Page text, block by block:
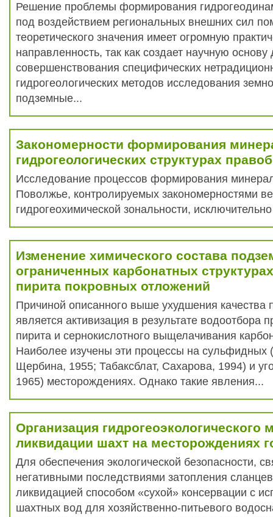
Решение проблемы формирования
под воздействием региональных внешних сил
теоретического значения имеет огромную
направленность, так как создает научную основу
совершенствования специфических
гидрогеологических методов исследования
подземные...
Закономерности формирования
гидрогеологических структурах
Исследование процессов формирования
Поволжье, контролируемых закономерностями
гидрогеохимической зональности,
Изменение химического состава
ограниченных карбонатных
пирита покровных отложений
Причиной описанного выше ухудшения качества
является активизация в результате водоотбора
пирита и сернокислотного выщелачивания
Наиболее изучены эти процессы на сульфидных
Щербина, 1955; Табаксблат, Сахарова, 1994) и
1965) месторождениях. Однако такие явления...
Организация гидрогеоэкологического
ликвидации шахт на месторождениях
Для обеспечения экологической безопасности,
негативными последствиями затопления
ликвидацией способом «сухой» консервации с
шахтных вод для хозяйственно-питьевого